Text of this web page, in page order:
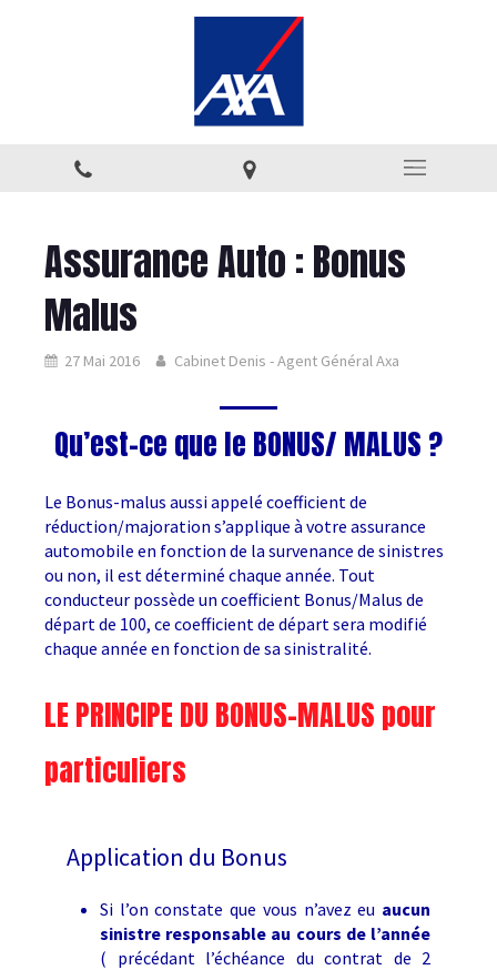
Assurance Auto : Bonus
Malus
27 Mai 2016 Cabinet Denis - Agent Général Axa
Qu’est-ce que le BONUS/ MALUS ?
Le Bonus-malus aussi appelé coefficient de
réduction/majoration s’applique à votre assurance
automobile en fonction de la survenance de sinistres
ou non, il est déterminé chaque année. Tout
conducteur possède un coefficient Bonus/Malus de
départ de 100, ce coefficient de départ sera modifié
chaque année en fonction de sa sinistralité.
LE PRINCIPE DU BONUS-MALUS pour
particuliers
Application du Bonus
Si l’on constate que vous n’avez eu aucun
sinistre responsable au cours de l’année
( précédant l’échéance du contrat de 2